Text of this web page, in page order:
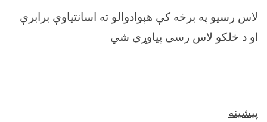
لاس رسیو په برخه کې هېوادوالو ته اسانتیاوې برابرې
او د خلکو لاس رسی پياوړی شي
پیشینه